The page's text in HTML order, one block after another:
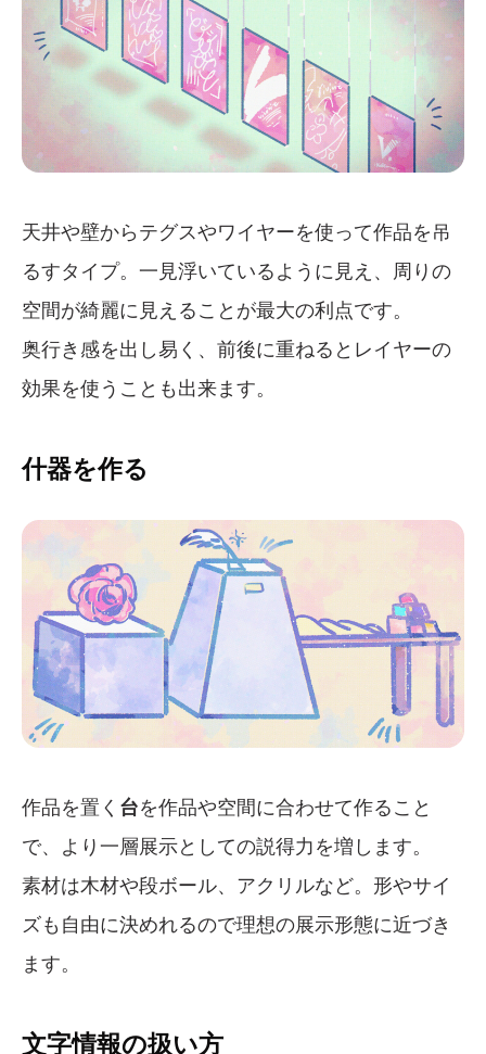
天井や壁からテグスやワイヤーを使って作品を吊
るすタイプ。一見浮いているように見え、周りの
空間が綺麗に見えることが最大の利点です。
奥行き感を出し易く、前後に重ねるとレイヤーの
効果を使うことも出来ます。
什器を作る
作品を置く 台を作品や空間に合わせて作ること
で、より一層展示としての説得力を増します。
素材は木材や段ボール、アクリルなど。形やサイ
ズも自由に決めれるので理想の展示形態に近づき
ます。
文字情報の扱い方